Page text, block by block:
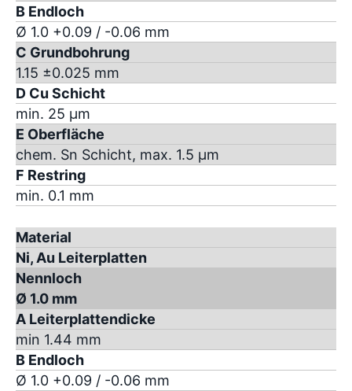
B Endloch
Ø 1.0 +0.09 / -0.06 mm
C Grundbohrung
1.15 ±0.025 mm
D Cu Schicht
min. 25 µm
E Oberfläche
chem. Sn Schicht, max. 1.5 µm
F Restring
min. 0.1 mm
Material
Ni, Au Leiterplatten
Nennloch
Ø 1.0 mm
A Leiterplattendicke
min 1.44 mm
B Endloch
Ø 1.0 +0.09 / -0.06 mm